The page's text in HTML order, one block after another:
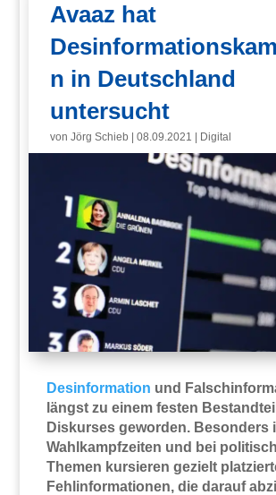
Avaaz hat
n in Deutschland
untersucht
vonJörg Schieb |08.09.2021 Digital
Desinformation und
längst zu einem festen
Diskurses geworden. Besonders
Wahlkampfzeiten und bei
Themen kursieren gezielt
Fehlinformationen, die darauf